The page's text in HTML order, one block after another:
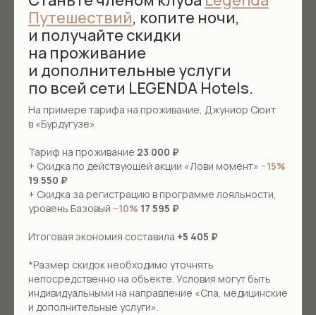
Банные дни в Бурдугузе!
шаманского парения и открыть для себя
нашу обновлённую баню
Путешествий, копите ночи,
и получайте скидки
на проживание
и дополнительные услуги
по всей сети LEGENDA Hotels.
На примере тарифа на проживание, Джуниор Сюит
в «Бурдугузе»
Тариф на проживание 23 000 ₽
+ Скидка по действующей акции «Лови момент» −15%
19 550 ₽
+ Скидка за регистрацию в программе лояльности,
уровень Базовый −10% 17 595 ₽
Итоговая экономия составила +5 405 ₽
*Размер скидок необходимо уточнять
непосредственно на объекте. Условия могут быть
индивидуальными на направление «Спа, медицинские
и дополнительные услуги».